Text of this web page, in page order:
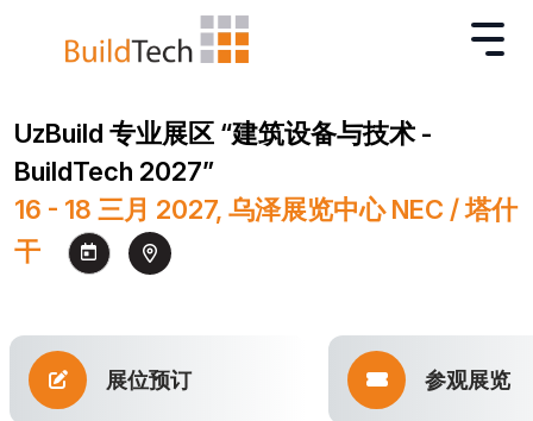
UzBuild 专业展区 “建筑设备与技术 -
BuildTech 2027”
16 - 18 三月 2027, 乌泽展览中心 NEC / 塔什
干
展位预订 参观展览